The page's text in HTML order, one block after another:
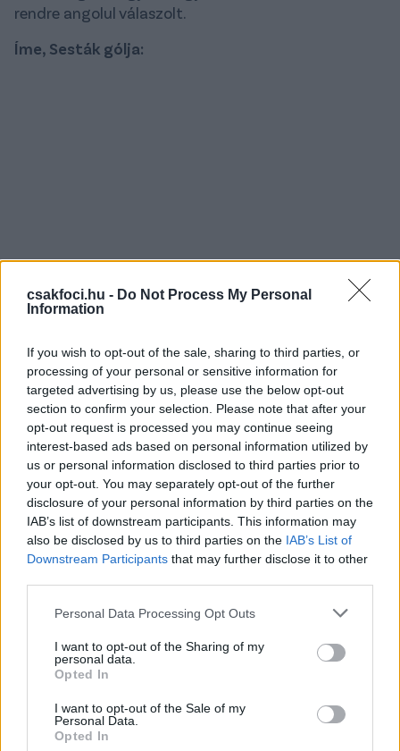
csakfoci.hu - Do Not Process My Personal
Information
If you wish to opt-out of the sale, sharing to third parties, or
processing of your personal or sensitive information for
targeted advertising by us, please use the below opt-out
section to confirm your selection. Please note that after your
opt-out request is processed you may continue seeing
interest-based ads based on personal information utilized by
us or personal information disclosed to third parties prior to
your opt-out. You may separately opt-out of the further
disclosure of your personal information by third parties on the
IAB’s list of downstream participants. This information may
also be disclosed by us to third parties on the IAB’s List of
Downstream Participants that may further disclose it to other
Please note that this website/app uses one or more Google
not limited to your visit or usage behaviour. You may click to
grant or deny consent to Google and its third-party tags to
use your data for below specified purposes in below Google
consent section.
Personal Data Processing Opt Outs
I want to opt-out of the Sharing of my
personal data.
Opted In
I want to opt-out of the Sale of my
Personal Data.
Opted In
rendre angolul válaszolt.
Íme, Sesták gólja:
Itt állíthatod be, hogy a Csakfoci az elsők
között legyen a Google-találatokban
Tetszett a cikk? Megosztanád?
Link másolása Email küldés
CÍMKÉK: #DAC #DAC DUNASZERDAHELY
#LÁSZLÓ
Autópiac